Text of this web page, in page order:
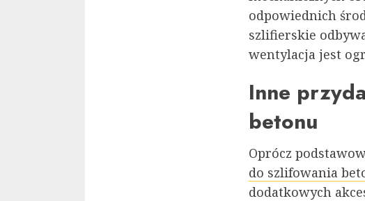
odpowiednich
szlifierskie
wentylacja jest
Inne
betonu
Oprócz
do szlifowania
dodatkowych